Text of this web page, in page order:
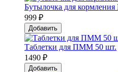
Бутылочка для
999 ₽
Добавить
Таблетки для ПММ 50 шт.
1490 ₽
Добавить